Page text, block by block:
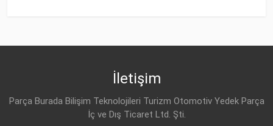
İletişim
Parça Burada Bilişim Teknolojileri Turizm Otomotiv Yedek Parça
İç ve Dış Ticaret Ltd. Şti.